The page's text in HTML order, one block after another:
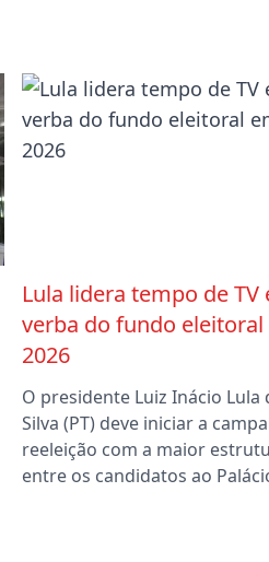
Lula lidera tempo de TV
verba do fundo eleitoral
2026
O presidente Luiz Inácio Lula
Silva (PT) deve iniciar a
reeleição com a maior
entre os candidatos ao